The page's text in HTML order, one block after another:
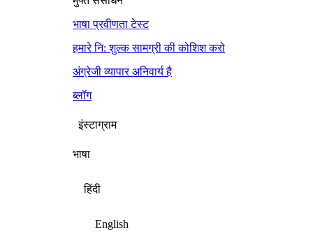
भाषा प्रवीणता टेस्ट
हमारे नि: शुल्क सामग्री की कोशिश करो
अंग्रेजी व्यापार अनिवार्य है
ब्लॉग
इंस्टाग्राम
भाषा
हिंदी
English